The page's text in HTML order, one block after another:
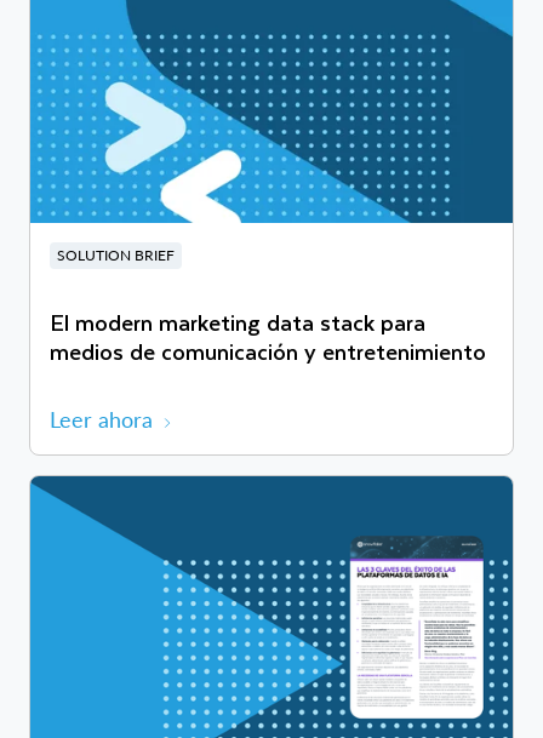
SOLUTION BRIEF
El modern marketing data stack para
medios de comunicación y entretenimiento
Leer ahora